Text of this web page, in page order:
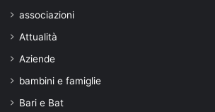
associazioni
Attualità
Aziende
bambini e famiglie
Bari e Bat